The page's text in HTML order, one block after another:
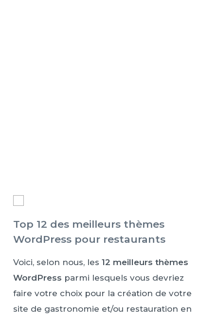
Top 12 des meilleurs thèmes
WordPress pour restaurants
Voici, selon nous, les 12 meilleurs thèmes
WordPress parmi lesquels vous devriez
faire votre choix pour la création de votre
site de gastronomie et/ou restauration en